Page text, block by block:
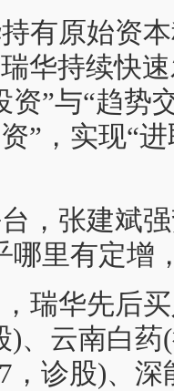
有原始资
华持续快
资”与“趋势
”，实现“
，张建斌
哪里有定增
瑞华先后
)、云南白
，诊股)、